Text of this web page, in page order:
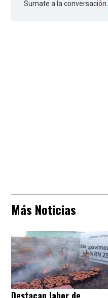
Sumate a la conversación.
Más Noticias
Destacan labor de